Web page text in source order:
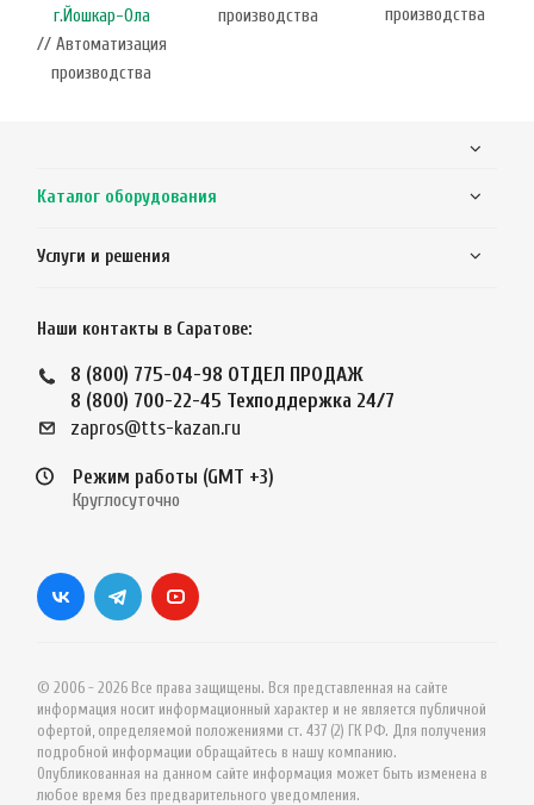
г.Йошкар-Ола
// Автоматизация
производства
производства
производства
Каталог оборудования
Услуги и решения
Наши контакты в Саратове:
8 (800) 775-04-98 ОТДЕЛ ПРОДАЖ
8 (800) 700-22-45 Техподдержка 24/7
zapros@tts-kazan.ru
Режим работы (GMT +3)
Круглосуточно
© 2006 - 2026 Все права защищены. Вся представленная на сайте
информация носит информационный характер и не является публичной
офертой, определяемой положениями ст. 437 (2) ГК РФ. Для получения
подробной информации обращайтесь в нашу компанию.
Опубликованная на данном сайте информация может быть изменена в
любое время без предварительного уведомления.